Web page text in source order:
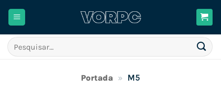
Pesquisar
por:
Portada » M5